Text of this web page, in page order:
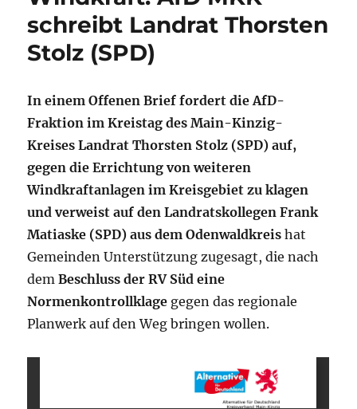
schreibt Landrat Thorsten
Stolz (SPD)
In einem Offenen Brief fordert die AfD-
Fraktion im Kreistag des Main-Kinzig-
Kreises Landrat Thorsten Stolz (SPD) auf,
gegen die Errichtung von weiteren
Windkraftanlagen im Kreisgebiet zu klagen
und verweist auf den Landratskollegen Frank
Matiaske (SPD) aus dem Odenwaldkreis hat
Gemeinden Unterstützung zugesagt, die nach
demBeschluss der RV Süd eine
Normenkontrollklage gegen das regionale
Planwerk auf den Weg bringen wollen.